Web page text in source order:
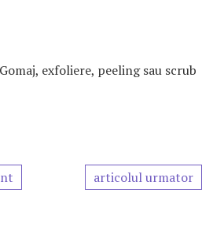
exfoliere, peeling sau scrub
articolul urmator